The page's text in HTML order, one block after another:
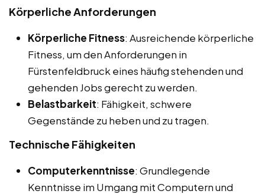
Körperliche Anforderungen
Körperliche Fitness: Ausreichende körperliche
Fitness, um den Anforderungen in
Fürstenfeldbruck eines häufig stehenden und
gehenden Jobs gerecht zu werden.
Belastbarkeit: Fähigkeit, schwere
Gegenstände zu heben und zu tragen.
Technische Fähigkeiten
Computerkenntnisse: Grundlegende
Kenntnisse im Umgang mit Computern und